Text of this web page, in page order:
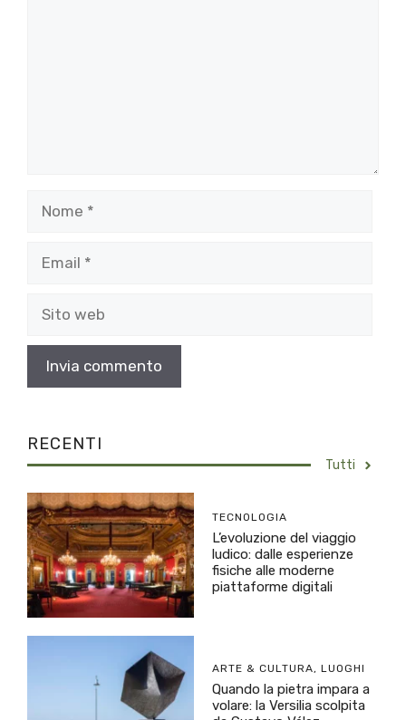
RECENTI
Tutti
TECNOLOGIA
L’evoluzione del viaggio
ludico: dalle esperienze
fisiche alle moderne
piattaforme digitali
ARTE & CULTURA, LUOGHI
Quando la pietra impara a
volare: la Versilia scolpita